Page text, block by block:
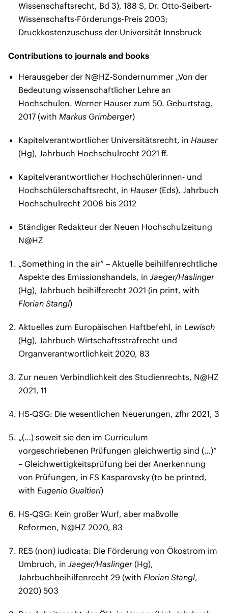
Wissenschaftsrecht, Bd 3), 188 S, Dr. Otto-Seibert-
Wissenschafts-Förderungs-Preis 2003;
Druckkostenzuschuss der Universität Innsbruck
Contributions to journals and books
Herausgeber der N@HZ-Sondernummer „Von der
Bedeutung wissenschaftlicher Lehre an
Hochschulen. Werner Hauser zum 50. Geburtstag,
2017 (with Markus Grimberger)
Kapitelverantwortlicher Universitätsrecht, in Hauser
(Hg), Jahrbuch Hochschulrecht 2021 ff.
Kapitelverantwortlicher Hochschülerinnen- und
Hochschülerschaftsrecht, in Hauser (Eds), Jahrbuch
Hochschulrecht 2008 bis 2012
Ständiger Redakteur der Neuen Hochschulzeitung
N@HZ
„Something in the air“ – Aktuelle beihilfenrechtliche
Aspekte des Emissionshandels, in Jaeger/Haslinger
(Hg), Jahrbuch beihilferecht 2021 (in print, with
Florian Stangl)
Aktuelles zum Europäischen Haftbefehl, in Lewisch
(Hg), Jahrbuch Wirtschaftsstrafrecht und
Organverantwortlichkeit 2020, 83
Zur neuen Verbindlichkeit des Studienrechts, N@HZ
2021, 11
HS-QSG: Die wesentlichen Neuerungen, zfhr 2021, 3
„(…) soweit sie den im Curriculum
vorgeschriebenen Prüfungen gleichwertig sind (…)“
– Gleichwertigkeitsprüfung bei der Anerkennung
von Prüfungen, in FS Kasparovsky (to be printed,
with Eugenio Gualtieri)
HS-QSG: Kein großer Wurf, aber maßvolle
Reformen, N@HZ 2020, 83
RES (non) iudicata: Die Förderung von Ökostrom im
Umbruch, in Jaeger/Haslinger (Hg),
Jahrbuchbeihilfenrecht 29 (with Florian Stangl,
2020) 503